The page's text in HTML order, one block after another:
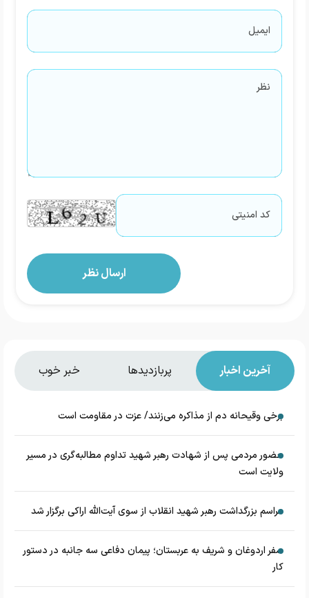
آخرین اخبار پربازدیدها خبر خوب
برخی وقیحانه دم از مذاکره می‌زنند/ عزت در مقاومت است
حضور مردمی پس از شهادت رهبر شهید تداوم مطالبه‌گری در مسیر
ولایت است
مراسم بزرگداشت رهبر شهید انقلاب از سوی آیت‌الله اراکی برگزار شد
سفر اردوغان و شریف به عربستان؛ پیمان دفاعی سه جانبه در دستور
کار